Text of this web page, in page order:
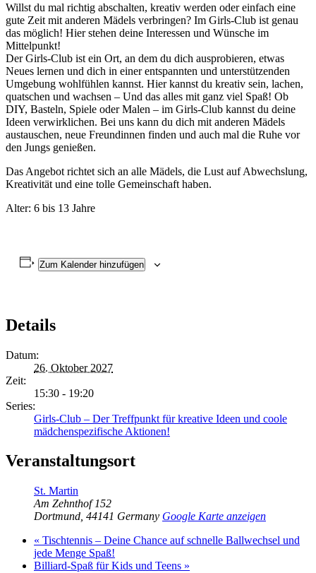
Willst du mal richtig abschalten, kreativ werden oder einfach eine
gute Zeit mit anderen Mädels verbringen? Im Girls-Club ist genau
das möglich! Hier stehen deine Interessen und Wünsche im
Mittelpunkt!
Der Girls-Club ist ein Ort, an dem du dich ausprobieren, etwas
Neues lernen und dich in einer entspannten und unterstützenden
Umgebung wohlfühlen kannst. Hier kannst du kreativ sein, lachen,
quatschen und wachsen – Und das alles mit ganz viel Spaß! Ob
DIY, Basteln, Spiele oder Malen – im Girls-Club kannst du deine
Ideen verwirklichen. Bei uns kann du dich mit anderen Mädels
austauschen, neue Freundinnen finden und auch mal die Ruhe vor
den Jungs genießen.
Das Angebot richtet sich an alle Mädels, die Lust auf Abwechslung,
Kreativität und eine tolle Gemeinschaft haben.
Alter: 6 bis 13 Jahre
Zum Kalender hinzufügen
Details
Datum:
26. Oktober 2027
Zeit:
15:30 - 19:20
Series:
Girls-Club – Der Treffpunkt für kreative Ideen und coole
mädchenspezifische Aktionen!
Veranstaltungsort
St. Martin
Am Zehnthof 152
Dortmund 44141 Germany Google Karte anzeigen
« Tischtennis – Deine Chance auf schnelle Ballwechsel und
jede Menge Spaß!
Billiard-Spaß für Kids und Teens »